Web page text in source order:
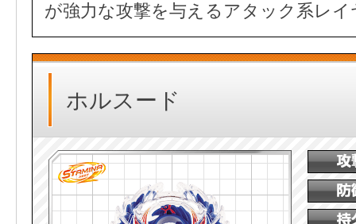
が強力な攻撃を与えるアタック系レイ
ホルスード